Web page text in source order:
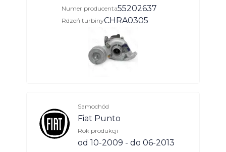
Numer producenta55202637
Rdzeń turbinyCHRA0305
Samochód
Fiat Punto
Rok produkcji
od 10-2009 - do 06-2013